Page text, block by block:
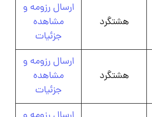
هشتگرد
ارسال رزومه و
مشاهده
جزئیات
هشتگرد
ارسال رزومه و
مشاهده
جزئیات